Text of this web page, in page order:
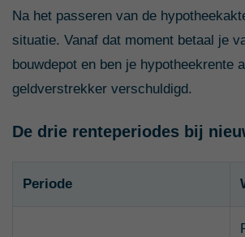
Na het passeren van de
situatie. Vanaf dat moment betaal je
bouwdepot en ben je hypotheekrente
geldverstrekker verschuldigd.
De drie renteperiodes bij
Periode